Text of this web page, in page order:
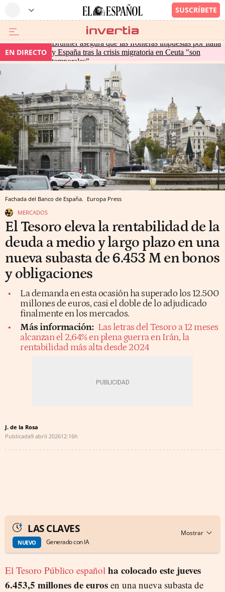
EN DIRECTO
Brunner asegura que las fronteras impuestas por Italia
y España tras la crisis migratoria en Ceuta "son
temporales"
Fachada del Banco de España. Europa Press
MERCADOS
El Tesoro eleva la rentabilidad de la
deuda a medio y largo plazo en una
nueva subasta de 6.453 M en bonos
y obligaciones
La demanda en esta ocasión ha superado los 12.500
millones de euros, casi el doble de lo adjudicado
finalmente en los mercados.
Más información: Las letras del Tesoro a 12 meses
alcanzan el 2,64% en plena guerra en Irán, la
rentabilidad más alta desde 2024
J. de la Rosa
Publicada9 abril 202612:16h
LAS CLAVES
NUEVO Generado con IA
El Tesoro Público español ha colocado este jueves
6.453,5 millones de euros en una nueva subasta de